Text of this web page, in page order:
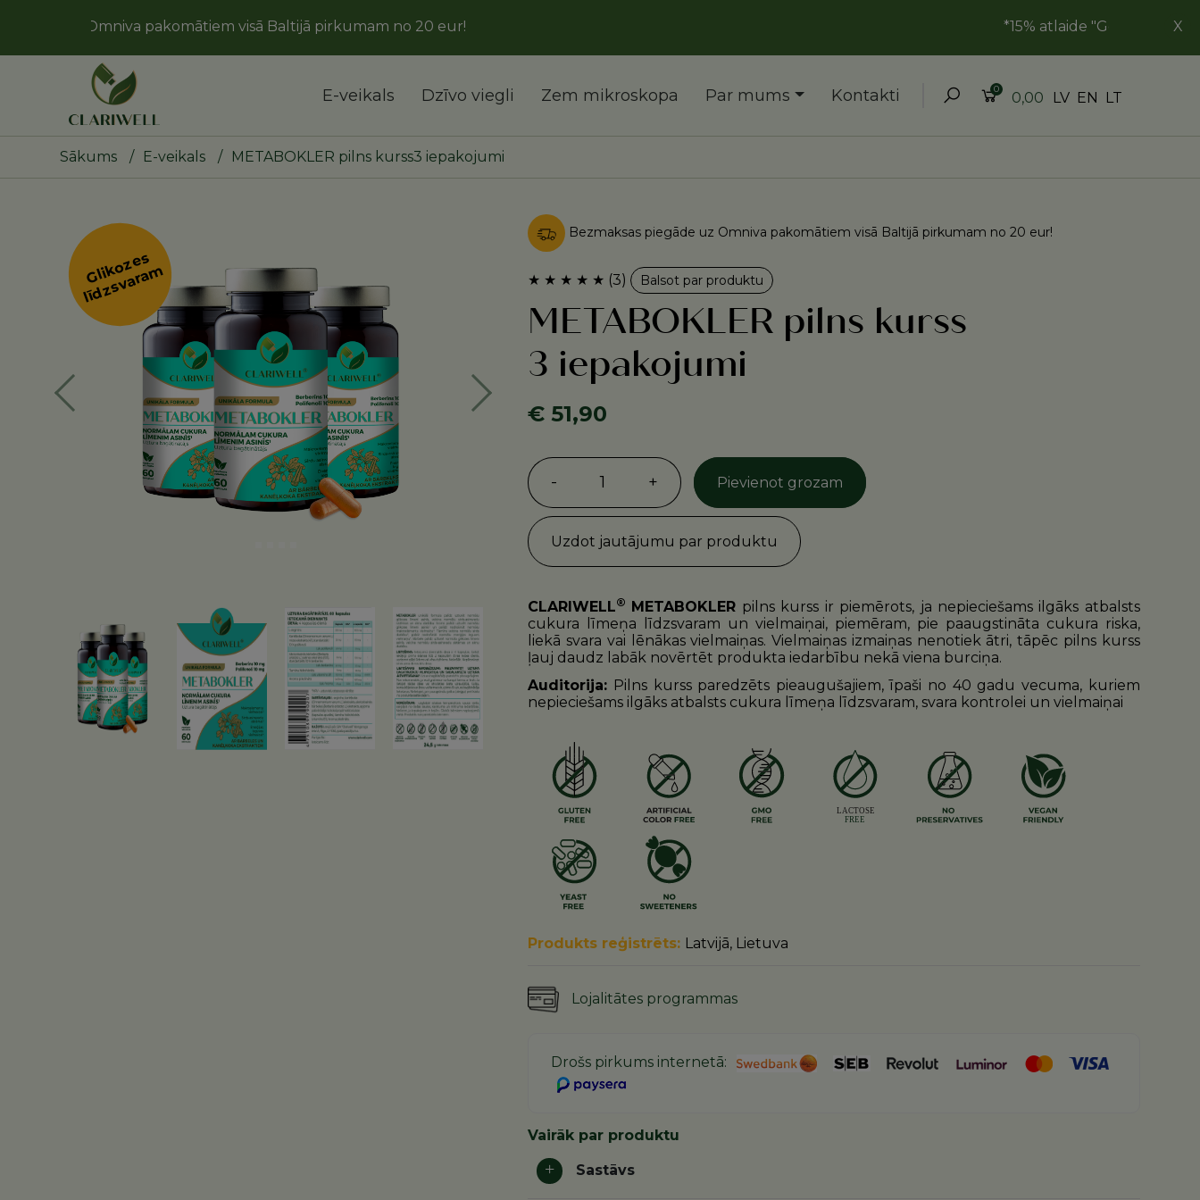
X
uz Omniva pakomātiem visā Baltijā pirkumam no 20 eur! *15% atlaide "Goda ģimene"
E-veikals Dzīvo viegli Zem mikroskopa Par mums Kontakti 0,00
0 LV EN LT
Sākums / E-veikals / METABOKLER pilns kurss3 iepakojumi
Gli
k
o
z
e
s
lī
d
z
s
v
a
r
a
m Gli
k
o
z
e
s
lī
d
z
s
v
a
r
a
m
Iepriekšējā Nākošā
Bezmaksas piegāde uz Omniva pakomātiem visā Baltijā pirkumam no 20 eur!
★ ★ ★ ★ ★ (3) Balsot par produktu
METABOKLER pilns kurss
3 iepakojumi
€ 51,90
- 1 + Pievienot grozam
Uzdot jautājumu par produktu
CLARIWELL® METABOKLER pilns kurss ir piemērots, ja nepieciešams ilgāks atbalsts
cukura līmeņa līdzsvaram un vielmaiņai, piemēram, pie paaugstināta cukura riska,
liekā svara vai lēnākas vielmaiņas. Vielmaiņas izmaiņas nenotiek ātri, tāpēc pilns kurss
ļauj daudz labāk novērtēt produkta iedarbību nekā viena burciņa.
Auditorija: Pilns kurss paredzēts pieaugušajiem, īpaši no 40 gadu vecuma, kuriem
nepieciešams ilgāks atbalsts cukura līmeņa līdzsvaram, svara kontrolei un vielmaiņai
Produkts reģistrēts: Latvijā, Lietuva
Lojalitātes programmas
Drošs pirkums internetā:
Vairāk par produktu
Sastāvs